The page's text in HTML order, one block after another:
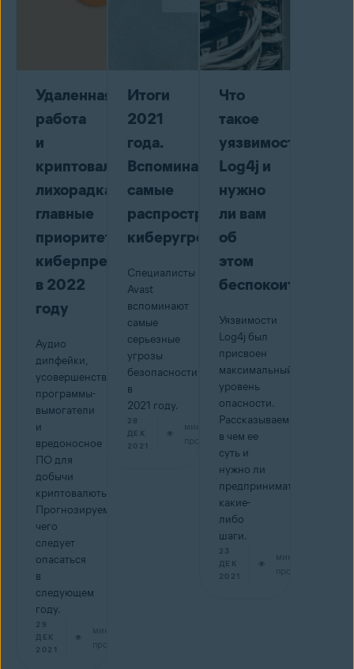
Удаленная
работа
и
криптовалютная
лихорадка:
главные
приоритеты
киберпреступников
в 2022
году
Аудио
дипфейки,
усовершенствованные
программы-
вымогатели
и
вредоносное
ПО для
добычи
криптовалюты.
Прогнозируем,
чего
следует
опасаться
в
следующем
году.
29
ДЕК
2021
мин на
прочтение
Итоги
2021
года.
Вспоминаем
самые
распространенные
киберугрозы
Специалисты
Avast
вспоминают
самые
серьезные
угрозы
безопасности
в
2021 году.
28
ДЕК
2021
мин на
прочтение
Что
такое
уязвимость
Log4j и
нужно
ли вам
об
этом
беспокоиться
Уязвимости
Log4j был
присвоен
максимальный
уровень
опасности.
Рассказываем,
в чем ее
суть и
нужно ли
предпринимать
какие-
либо
шаги.
23
ДЕК
2021
мин на
прочтение